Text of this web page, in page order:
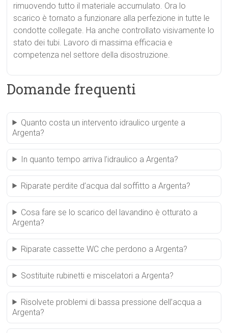
rimuovendo tutto il materiale accumulato. Ora lo
scarico è tornato a funzionare alla perfezione in tutte le
condotte collegate. Ha anche controllato visivamente lo
stato dei tubi. Lavoro di massima efficacia e
competenza nel settore della disostruzione.
Domande frequenti
Quanto costa un intervento idraulico urgente a
Argenta?
In quanto tempo arriva l’idraulico a Argenta?
Riparate perdite d’acqua dal soffitto a Argenta?
Cosa fare se lo scarico del lavandino è otturato a
Argenta?
Riparate cassette WC che perdono a Argenta?
Sostituite rubinetti e miscelatori a Argenta?
Risolvete problemi di bassa pressione dell’acqua a
Argenta?